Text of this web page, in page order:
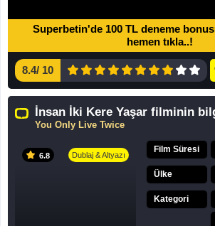
Superbetin'de 100 TL deneme
hemen tıkla..!
8.4/ 10
İnsan İki Kere Yaşar filminin
You Only Live Twice
6.8 Dublaj & Altyazı
Film Süresi
Ülke
Kategori